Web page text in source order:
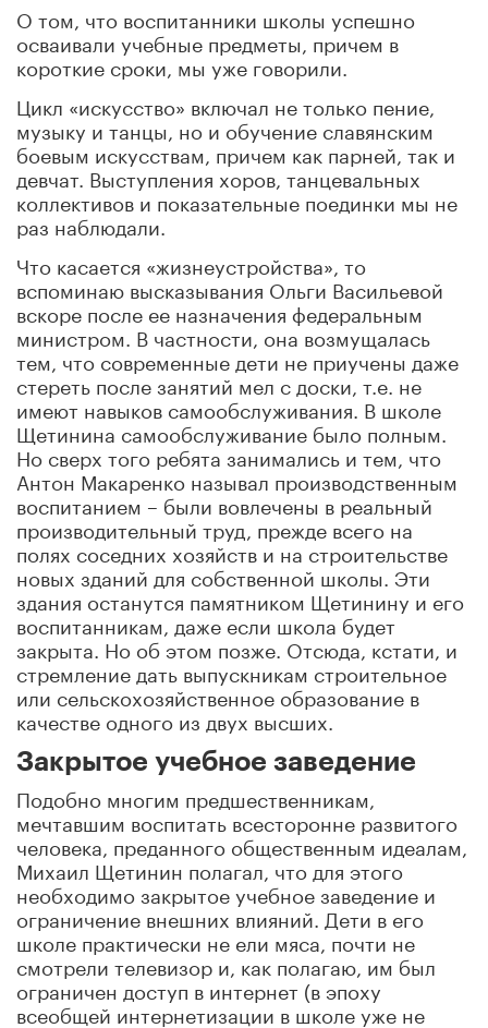
О том, что воспитанники школы успешно
осваивали учебные предметы, причем в
короткие сроки, мы уже говорили.
Цикл «искусство» включал не только пение,
музыку и танцы, но и обучение славянским
боевым искусствам, причем как парней, так и
девчат. Выступления хоров, танцевальных
коллективов и показательные поединки мы не
раз наблюдали.
Что касается «жизнеустройства», то
вспоминаю высказывания Ольги Васильевой
вскоре после ее назначения федеральным
министром. В частности, она возмущалась
тем, что современные дети не приучены даже
стереть после занятий мел с доски, т.е. не
имеют навыков самообслуживания. В школе
Щетинина самообслуживание было полным.
Но сверх того ребята занимались и тем, что
Антон Макаренко называл производственным
воспитанием – были вовлечены в реальный
производительный труд, прежде всего на
полях соседних хозяйств и на строительстве
новых зданий для собственной школы. Эти
здания останутся памятником Щетинину и его
воспитанникам, даже если школа будет
закрыта. Но об этом позже. Отсюда, кстати, и
стремление дать выпускникам строительное
или сельскохозяйственное образование в
качестве одного из двух высших.
Закрытое учебное заведение
Подобно многим предшественникам,
мечтавшим воспитать всесторонне развитого
человека, преданного общественным идеалам,
Михаил Щетинин полагал, что для этого
необходимо закрытое учебное заведение и
ограничение внешних влияний. Дети в его
школе практически не ели мяса, почти не
смотрели телевизор и, как полагаю, им был
ограничен доступ в интернет (в эпоху
всеобщей интернетизации в школе уже не